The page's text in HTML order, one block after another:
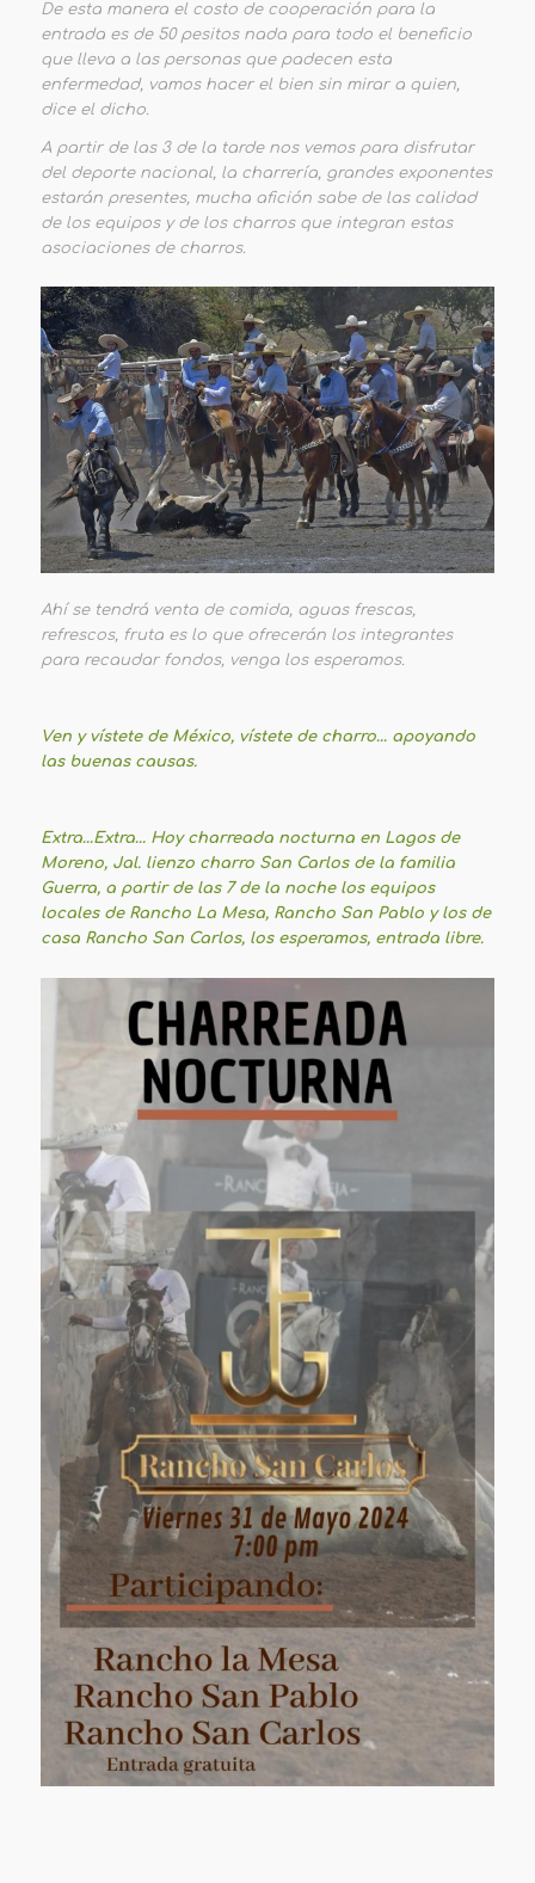
De esta manera el costo de cooperación para la
entrada es de 50 pesitos nada para todo el beneficio
que lleva a las personas que padecen esta
enfermedad, vamos hacer el bien sin mirar a quien,
dice el dicho.
A partir de las 3 de la tarde nos vemos para disfrutar
del deporte nacional, la charrería, grandes exponentes
estarán presentes, mucha afición sabe de las calidad
de los equipos y de los charros que integran estas
asociaciones de charros.
Ahí se tendrá venta de comida, aguas frescas,
refrescos, fruta es lo que ofrecerán los integrantes
para recaudar fondos, venga los esperamos.
Ven y vístete de México, vístete de charro… apoyando
las buenas causas.
Extra…Extra… Hoy charreada nocturna en Lagos de
Moreno, Jal. lienzo charro San Carlos de la familia
Guerra, a partir de las 7 de la noche los equipos
locales de Rancho La Mesa, Rancho San Pablo y los de
casa Rancho San Carlos, los esperamos, entrada libre.